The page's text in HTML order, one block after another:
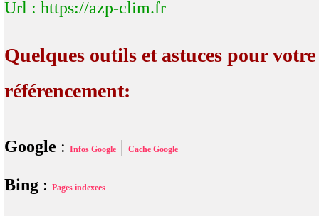
Url : https://azp-clim.fr
Quelques outils et astuces pour votre
référencement:
Google : Infos Google Cache Google
Bing : Pages indexees